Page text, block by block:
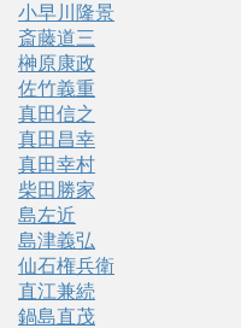
小早川隆景
斎藤道三
榊原康政
佐竹義重
真田信之
真田昌幸
真田幸村
柴田勝家
島左近
島津義弘
仙石権兵衛
直江兼続
鍋島直茂